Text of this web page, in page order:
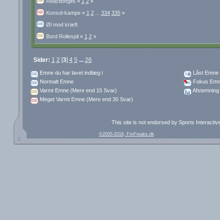
Reactiongifs « 1 2»
Konsol-kampe « 1 2... 334 335»
Øl mod kræft
Bord Rollespil « 1 2»
Sider: 1 2 [3] 4 5 ... 26
Emne du har lavet indlæg i
Normalt Emne
Varmt Emne (Mere end 15 Svar)
Meget Varmt Emne (Mere end 30 Svar)
Låst Emne
Fokus
Afstemning
This site is not endorsed by Sports
©2005-2018, FmFreaks.dk